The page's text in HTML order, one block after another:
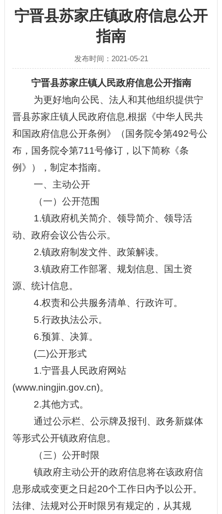
宁晋县苏家庄镇政府信息公开
指南
发布时间：2021-05-21
宁晋县苏家庄镇人民政府信息公开指南
为更好地向公民、法人和其他组织提供宁
晋县苏家庄镇人民政府信息,根据《中华人民共
和国政府信息公开条例》（国务院令第492号公
布，国务院令第711号修订，以下简称《条
例》），制定本指南。
一、 主动公开
（一）公开范围
1.镇政府机关简介、领导简介、领导活
动、政府会议公告公示。
2.镇政府制发文件、 政策解读。
3.镇政府工作部署、规划信息、国土资
源、统计信息。
4.权责和公共服务清单、行政许可。
5.行政执法公示。
6.预算、决算。
(二)公开形式
1.宁晋县人民政府网站
(www.ningjin.gov.cn)。
2.其他方式。
通过公示栏、公示牌及报刊、政务新媒体
等形式公开镇政府信息。
（三）公开时限
镇政府主动公开的政府信息将在该政府信
息形成或变更之日起20个工作日内予以公开。
法律、法规对公开时限另有规定的，从其规